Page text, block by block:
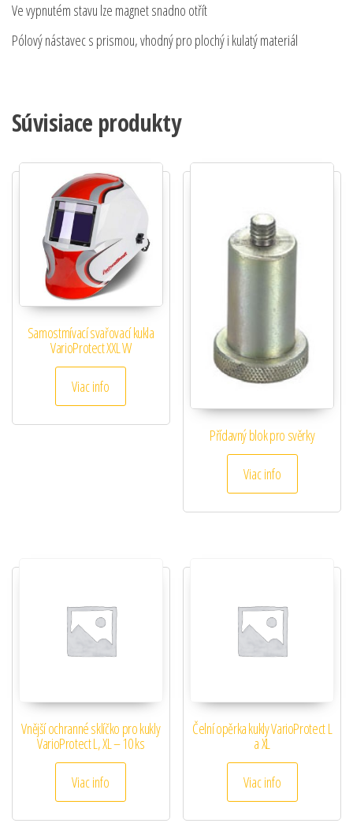
Ve vypnutém stavu lze magnet snadno otřít
Pólový nástavec s prismou, vhodný pro plochý i kulatý materiál
Súvisiace produkty
Samostmívací svařovací kukla
VarioProtect XXL W
Viac info
Přídavný blok pro svěrky
Viac info
Vnější ochranné sklíčko pro kukly
VarioProtect L, XL – 10 ks
Viac info
Čelní opěrka kukly VarioProtect L
a XL
Viac info